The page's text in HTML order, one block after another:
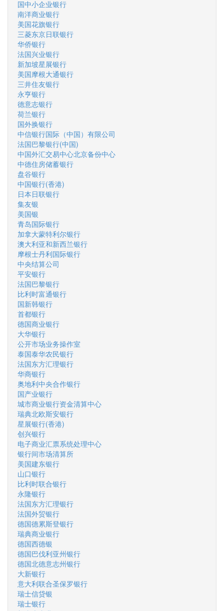
国中小企业银行
南洋商业银行
美国花旗银行
三菱东京日联银行
华侨银行
法国兴业银行
新加坡星展银行
美国摩根大通银行
三井住友银行
永亨银行
德意志银行
荷兰银行
国外换银行
中信银行国际（中国）有限公司
法国巴黎银行(中国)
中国外汇交易中心北京备份中心
中德住房储蓄银行
盘谷银行
中国银行(香港)
日本日联银行
集友银
美国银
青岛国际银行
加拿大蒙特利尔银行
澳大利亚和新西兰银行
摩根士丹利国际银行
中央结算公司
平安银行
法国巴黎银行
比利时富通银行
国新韩银行
首都银行
德国商业银行
大华银行
公开市场业务操作室
泰国泰华农民银行
法国东方汇理银行
华商银行
奥地利中央合作银行
国产业银行
城市商业银行资金清算中心
瑞典北欧斯安银行
星展银行(香港)
创兴银行
电子商业汇票系统处理中心
银行间市场清算所
美国建东银行
山口银行
比利时联合银行
永隆银行
法国东方汇理银行
法国外贸银行
德国德累斯登银行
瑞典商业银行
德国西德银
德国巴伐利亚州银行
德国北德意志州银行
大新银行
意大利联合圣保罗银行
瑞士信贷银
瑞士银行